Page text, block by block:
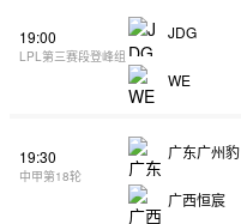
19:00
LPL第三赛段登峰组
JDG
WE
19:30
中甲第18轮
广东广州豹
广西恒宸